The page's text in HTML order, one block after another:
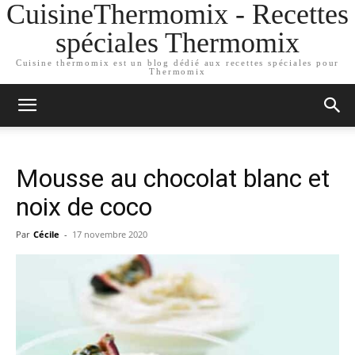
CuisineThermomix - Recettes
spéciales Thermomix
Cuisine thermomix est un blog dédié aux recettes spéciales pour
Thermomix
Mousse au chocolat blanc et
noix de coco
Par Cécile - 17 novembre 2020